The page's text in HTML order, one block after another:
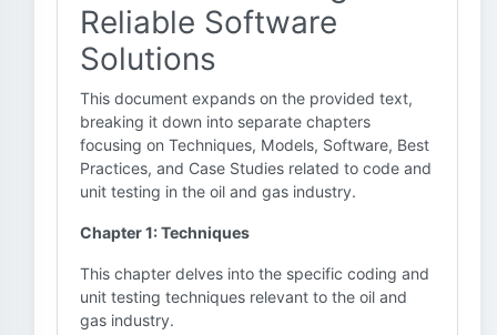
Reliable Software
Solutions
This document expands on the provided text,
breaking it down into separate chapters
focusing on Techniques, Models, Software, Best
Practices, and Case Studies related to code and
unit testing in the oil and gas industry.
Chapter 1: Techniques
This chapter delves into the specific coding and
unit testing techniques relevant to the oil and
gas industry.